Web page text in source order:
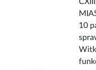
10